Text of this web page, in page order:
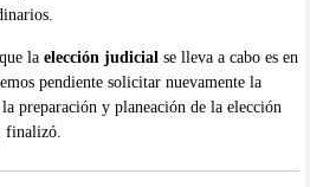
la elección judicial se lleva a cabo es en
pendiente solicitar nuevamente la
preparación y planeación de la elección
finalizó.